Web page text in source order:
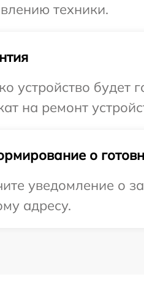
техники.
устройство
на ремонт
о
уведомление о
адресу.